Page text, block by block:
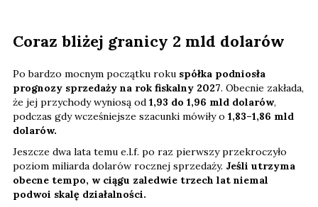
Coraz bliżej granicy 2 mld dolarów
Po bardzo mocnym początku roku spółka podniosła
prognozy sprzedaży na rok fiskalny 2027. Obecnie zakłada,
że jej przychody wyniosą od 1,93 do 1,96 mld dolarów,
podczas gdy wcześniejsze szacunki mówiły o 1,83–1,86 mld
dolarów.
Jeszcze dwa lata temu e.l.f. po raz pierwszy przekroczyło
poziom miliarda dolarów rocznej sprzedaży. Jeśli utrzyma
obecne tempo, w ciągu zaledwie trzech lat niemal
podwoi skalę działalności.